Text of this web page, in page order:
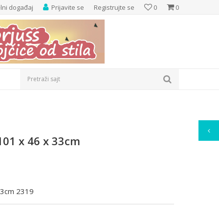
0
0
Prijavite se Registrujte se
događaj
Pretraži sajt
x 46 x 33cm
2319